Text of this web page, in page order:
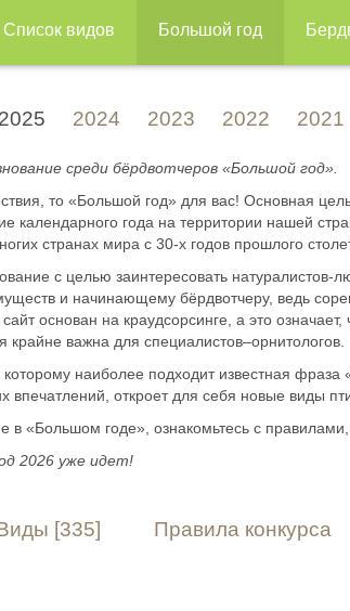
Список видов Большой год
2025 2024 2023 2022 2021
среди бёрдвотчеров «Большой год».
то «Большой год» для вас! Основная
календарного года на территории нашей
странах мира с 30-х годов прошлого
с целью заинтересовать натуралистов-
и начинающему бёрдвотчеру, ведь
основан на краудсорсинге, а это
крайне важна для специалистов–орнитологов.
наиболее подходит известная
впечатлений, откроет для себя новые виды
в «Большом годе», ознакомьтесь с
2026 уже идет!
[335] Правила конкурса